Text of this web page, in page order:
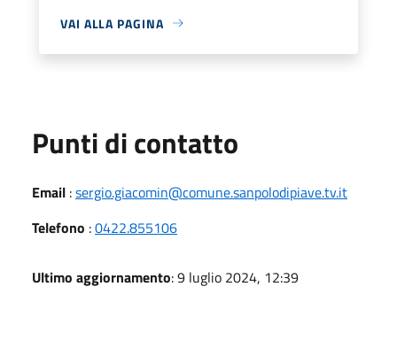
VAI ALLA PAGINA
Punti di contatto
Email :sergio.giacomin@comune.sanpolodipiave.tv.it
Telefono :0422.855106
Ultimo aggiornamento: 9 luglio 2024, 12:39